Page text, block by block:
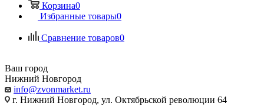
Корзина0
Избранные товары0
Сравнение товаров0
Ваш город
Нижний Новгород
info@zvonmarket.ru
г. Нижний Новгород, ул. Октябрьской революции 64